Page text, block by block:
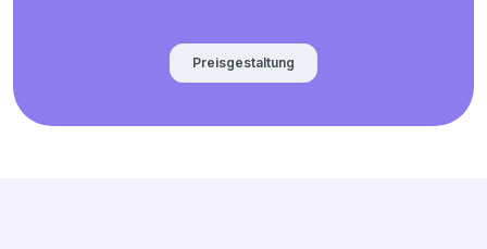
Preisgestaltung